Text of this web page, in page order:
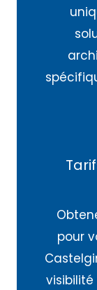
pour